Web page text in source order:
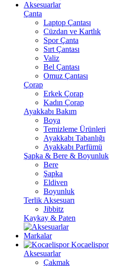
Aksesuarlar
Çanta
Laptop Çantası
Cüzdan ve Kartlık
Spor Çanta
Sırt Çantası
Valiz
Bel Çantası
Omuz Çantası
Çorap
Erkek Çorap
Kadın Çorap
Ayakkabı Bakım
Boya
Temizleme Ürünleri
Ayakkabı Tabanlığı
Ayakkabı Parfümü
Şapka & Bere & Boyunluk
Bere
Şapka
Eldiven
Boyunluk
Terlik Aksesuarı
Jibbitz
Kaykay & Paten
Markalar
Kocaelispor
Aksesuarlar
Çakmak